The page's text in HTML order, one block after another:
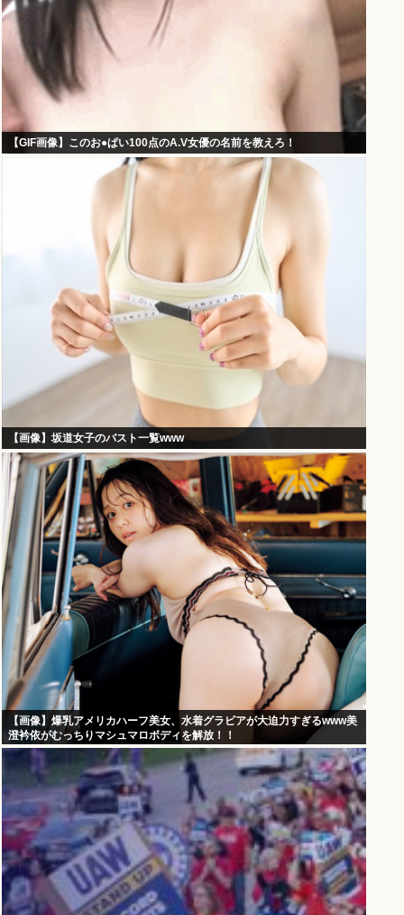
【GIF画像】このお●ぱい100点のA.V女優の名前を教えろ！
【画像】坂道女子のバスト一覧www
【画像】爆乳アメリカハーフ美女、水着グラビアが大迫力すぎるwww美
澄衿依がむっちりマシュマロボディを解放！！